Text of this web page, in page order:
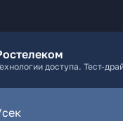
доступа. Тест-